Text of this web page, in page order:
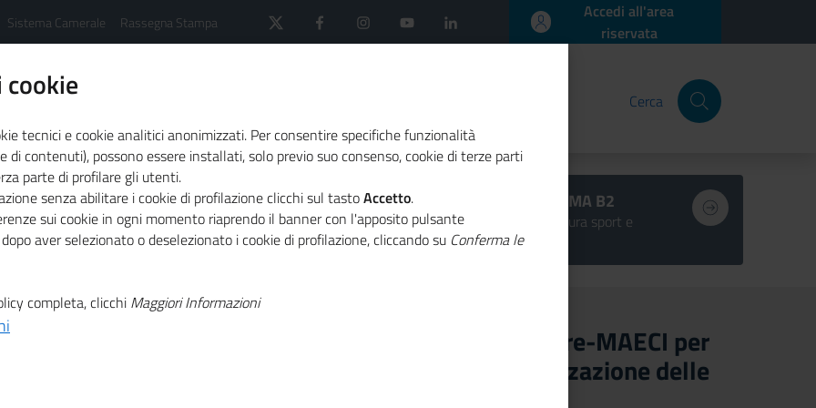
Sistema Camerale Rassegna Stampa
Accedi all'area
riservata
Cerca
AVVISI CERTIFICAZIONE PARITÀ DI GENERE
informazioni per PMI, organismi di certificazione ed esperti
BANDI SISMA B2
turismo cultura sport e
inclusione
Firmato l'accordo Unioncamere-MAECI per
il sostegno all’internazionalizzazione delle
tecnici e cookie analitici anonimizzati. Per consentire specifiche funzionalità
di contenuti), possono essere installati, solo previo suo consenso, cookie di terze parti
parte di profilare gli utenti.
senza abilitare i cookie di profilazione clicchi sul tastoAccetto.
sui cookie in ogni momento riaprendo il banner con l'apposito pulsante
aver selezionato o deselezionato i cookie di profilazione, cliccando su Conferma le
completa, clicchi Maggiori Informazioni